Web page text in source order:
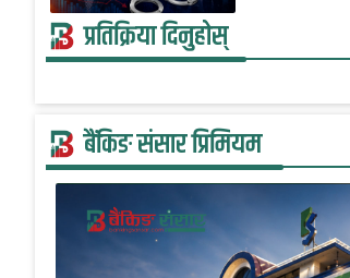
प्रतिक्रिया दिनुहोस्
बैंकिङ संसार प्रिमियम